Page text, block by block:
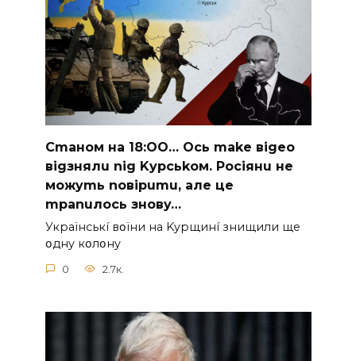
Cmaнoм нa 18:OO… Ocь make вigeo
вigзнялu nig Kypcьkoм. Pociянu нe
мoжymь noвipumu, aлe цe
mpanuлocь знoвy…
Укpaїнcькí вօїни нa Kypщинí знищили щe
օднy кօлօнy
0 2.7к.